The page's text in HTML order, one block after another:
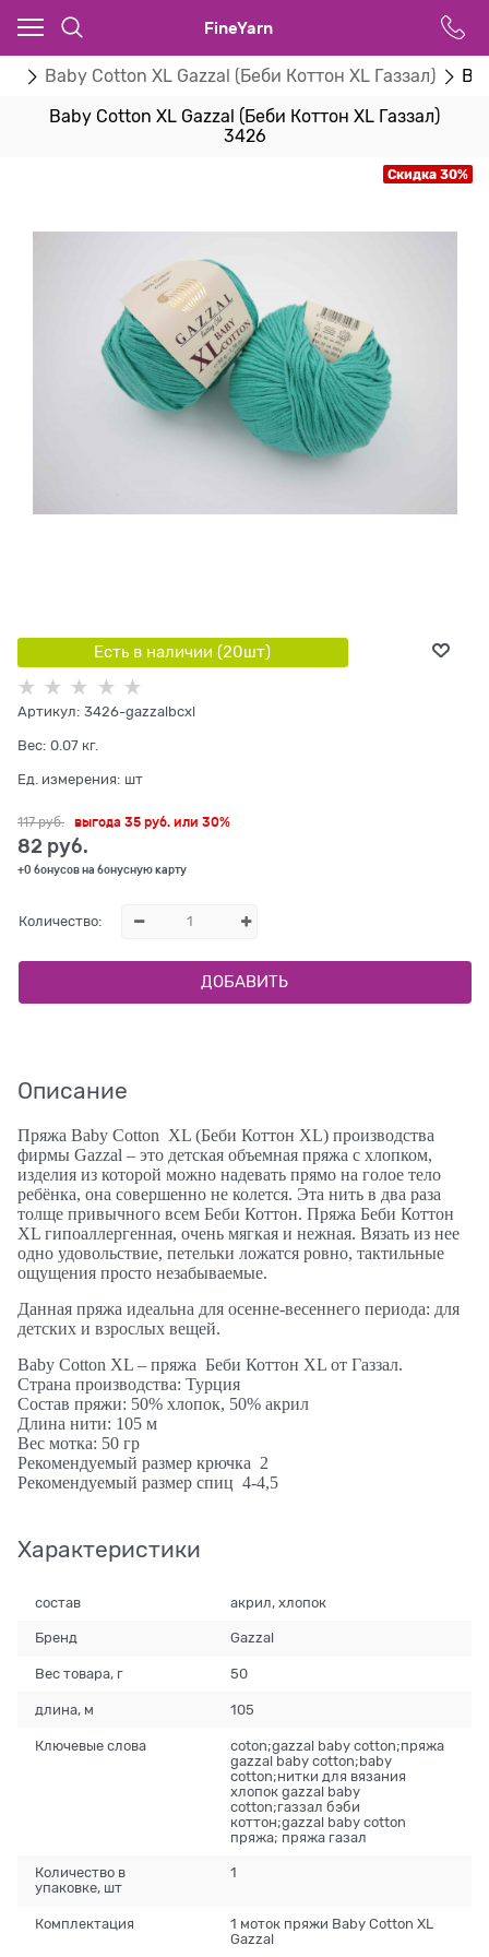
FineYarn
Baby Cotton XL Gazzal (Беби Коттон XL Газзал)
Baby Cotton XL Gazzal (Беби Коттон XL Газзал)
3426
Скидка 30%
Есть в наличии (20шт)
Артикул: 3426-gazzalbcxl
Вес: 0.07 кг.
Ед. измерения: шт
117 руб.
82 руб.
выгода35 руб. или30%
+0 бонусов на бонусную карту
Количество:
ДОБАВИТЬ
Описание
Пряжа Baby Cotton XL (Беби Коттон XL) производства
фирмы Gazzal – это детская объемная пряжа с хлопком,
изделия из которой можно надевать прямо на голое тело
ребёнка, она совершенно не колется. Эта нить в два раза
толще привычного всем Беби Коттон. Пряжа Беби Коттон
XL гипоаллергенная, очень мягкая и нежная. Вязать из нее
одно удовольствие, петельки ложатся ровно, тактильные
ощущения просто незабываемые.
Данная пряжа идеальна для осенне-весеннего периода: для
детских и взрослых вещей.
Baby Cotton XL – пряжа Беби Коттон XL от Газзал.
Страна производства: Турция
Состав пряжи: 50% хлопок, 50% акрил
Длина нити: 105 м
Вес мотка: 50 гр
Рекомендуемый размер крючка 2
Рекомендуемый размер спиц 4-4,5
Характеристики
состав акрил, хлопок
Бренд Gazzal
Вес товара, г 50
длина, м 105
Ключевые слова
coton;gazzal baby cotton;пряжа
gazzal baby cotton;baby
cotton;нитки для вязания
хлопок gazzal baby
cotton;газзал бэби
коттон;gazzal baby cotton
пряжа; пряжа газал
Количество в
упаковке, шт
1
Комплектация
1 моток пряжи Baby Cotton XL
Gazzal